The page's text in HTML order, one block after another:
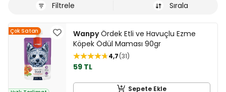
Filtrele Sırala
Çok Satan WanpyÖrdek Etli ve Havuçlu Ezme
Köpek Ödül Maması 90gr
4,7 31
59 TL
Sepete Ekle